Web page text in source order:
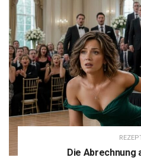
Die Abrechnung